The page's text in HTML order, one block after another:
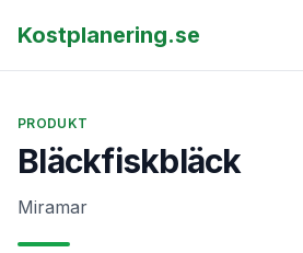
Kostplanering.se
PRODUKT
Bläckfiskbläck
Miramar